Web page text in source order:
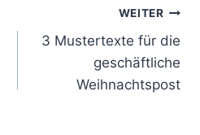
WEITER
3 Mustertexte für die
geschäftliche
Weihnachtspost